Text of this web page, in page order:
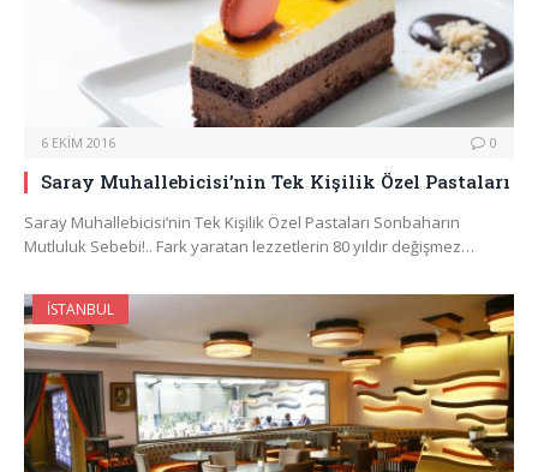
6 EKIM 2016 0
Saray Muhallebicisi’nin Tek Kişilik Özel Pastaları
Saray Muhallebicisi’nin Tek Kişilik Özel Pastaları Sonbaharın
Mutluluk Sebebi!.. Fark yaratan lezzetlerin 80 yıldır değişmez…
İSTANBUL